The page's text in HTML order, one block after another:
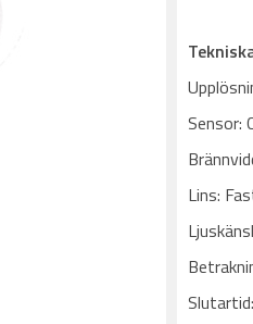
Sensor:
Lins: